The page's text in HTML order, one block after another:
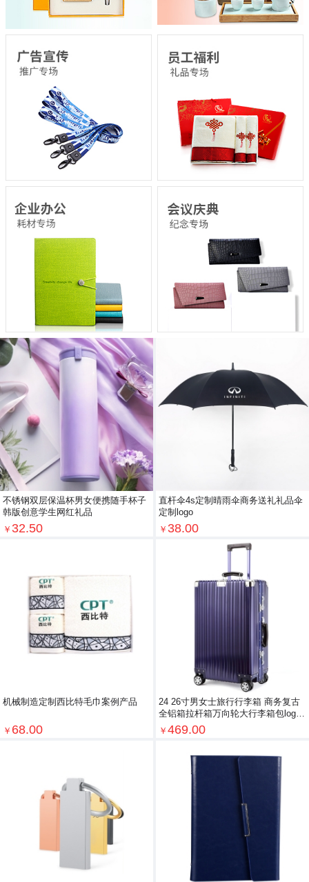
不锈钢双层保温杯男女便携随手杯子
韩版创意学生网红礼品
￥ 32.50
直杆伞4s定制晴雨伞商务送礼礼品伞
定制logo
￥ 38.00
机械制造定制西比特毛巾案例产品
￥ 68.00
24 26寸男女士旅行行李箱 商务复古
全铝箱拉杆箱万向轮大行李箱包logo
定制
￥ 469.00